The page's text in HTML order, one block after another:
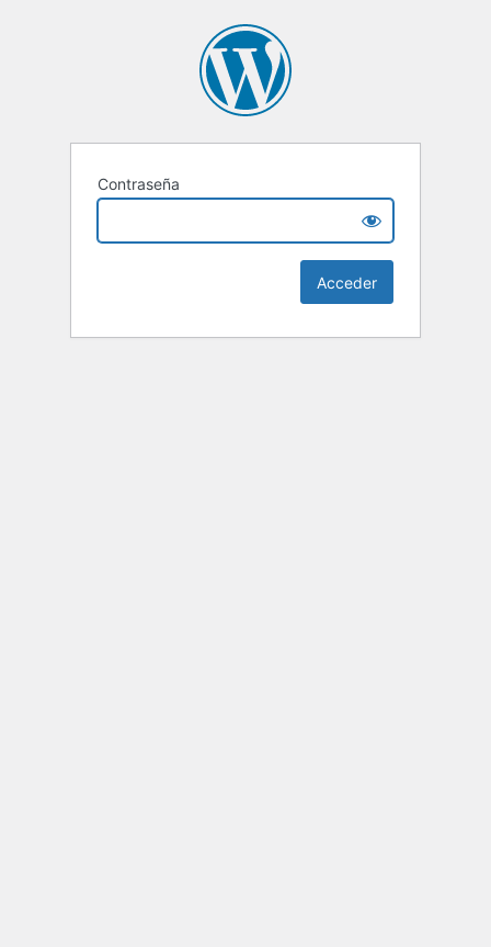
Contraseña